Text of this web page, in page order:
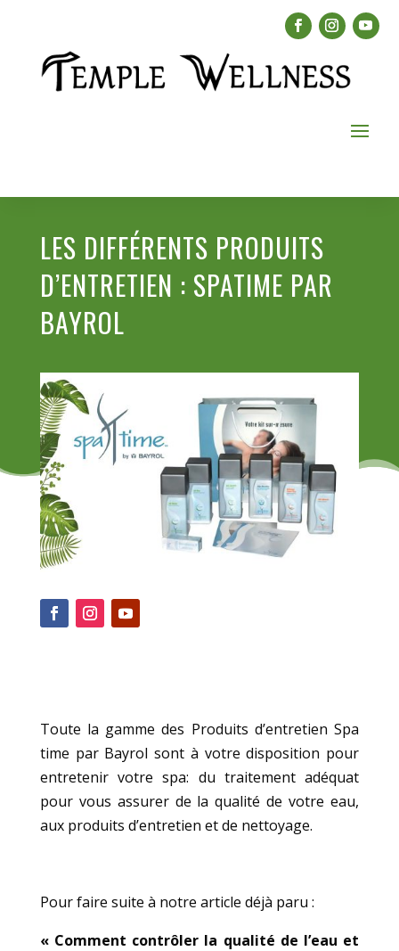
LES DIFFÉRENTS PRODUITS
D’ENTRETIEN : SPATIME PAR
BAYROL
Toute la gamme des Produits d’entretien Spa
time par Bayrol sont à votre disposition pour
entretenir votre spa: du traitement adéquat
pour vous assurer de la qualité de votre eau,
aux produits d’entretien et de nettoyage.
Pour faire suite à notre article déjà paru :
« Comment contrôler la qualité de l’eau et